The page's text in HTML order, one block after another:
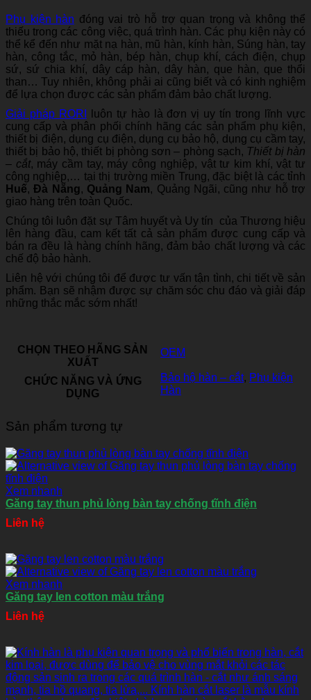
Phụ kiện hàn đóng vai trò hỗ trợ quan trọng và không thể
thiếu trong các công việc, quá trình hàn. Các phụ kiện này có
thể kể đến như mặt nạ hàn, mũ hàn, kính hàn, Súng hàn, tay
hàn, công tắc, mỏ hàn, bép hàn, chụp khí, cách điện, chụp
sứ, sứ chia khí, dây cáp hàn, dây hàn, que hàn, que thổi
than… Tuy nhiên, không phải ai cũng biết và có kinh nghiệm
để lựa chọn được các sản phẩm đảm bảo chất lượng.
Giải pháp RORI
luôn tự hào là đơn vị uy tín trong lĩnh vực
cung cấp và phân phối chính hãng các sản phẩm phụ kiện,
thiết bị điện, dụng cụ điện, dụng cụ bảo hộ, dụng cụ cầm tay,
thiết bị bảo hộ, thiết bị phòng sơn – phòng sạch, Thiết bị hàn
– cắt, máy cầm tay, máy công nghiệp, vật tư kim khí, vật tư
công nghiệp,… tại thị trường miền Trung, đặc biệt là các tỉnh
Huế,Đà Nẵng, Quảng Nam, Quảng Ngãi, cũng như hỗ trợ
giao hàng trên toàn Quốc.
Chúng tôi luôn đặt sự Tâm huyết và Uy tín của Thương hiệu
lên hàng đầu, cam kết tất cả sản phẩm được cung cấp và
bán ra đều là hàng chính hãng, đảm bảo chất lượng và các
chế độ bảo hành.
Liên hệ với chúng tôi để được tư vấn tận tình, chi tiết về sản
phẩm. Bạn sẽ nhậm được sự chăm sóc chu đáo và giải đáp
những thắc mắc sớm nhất!
CHỌN THEO HÃNG SẢN
XUẤT
OEM
CHỨC NĂNG VÀ ỨNG
DỤNG
Bảo hộ hàn – cắt, Phụ kiện
Hàn
Sản phẩm tương tự
Xem nhanh
Găng tay thun phủ lòng bàn tay chống tĩnh điện
Liên hệ
Xem nhanh
Găng tay len cotton màu trắng
Liên hệ